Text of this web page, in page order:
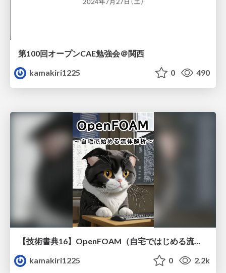
第100回オープンCAE勉強会＠関西
kamakiri1225
0 490
【技術書典16】OpenFOAM（自宅ではじめる流体解析）
kamakiri1225
0 2.2k